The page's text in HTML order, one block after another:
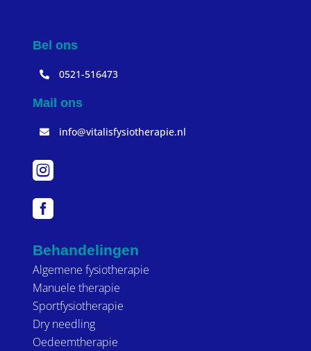
Bel ons
0521-516473
Mail ons
info@vitalisfysiotherapie.nl


Behandelingen
Algemene fysiotherapie
Manuele therapie
Sportfysiotherapie
Dry needling
Oedeemtherapie